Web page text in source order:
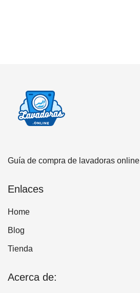
Guía de compra de lavadoras online
Enlaces
Home
Blog
Tienda
Acerca de: